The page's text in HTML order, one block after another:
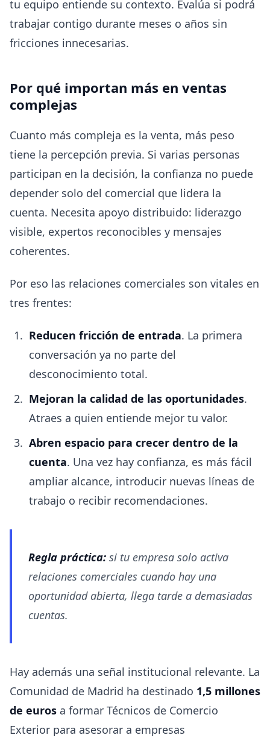
tu equipo entiende su contexto. Evalúa si podrá
trabajar contigo durante meses o años sin
fricciones innecesarias.
Por qué importan más en ventas
complejas
Cuanto más compleja es la venta, más peso
tiene la percepción previa. Si varias personas
participan en la decisión, la confianza no puede
depender solo del comercial que lidera la
cuenta. Necesita apoyo distribuido: liderazgo
visible, expertos reconocibles y mensajes
coherentes.
Por eso las relaciones comerciales son vitales en
tres frentes:
Reducen fricción de entrada. La primera
conversación ya no parte del
desconocimiento total.
Mejoran la calidad de las oportunidades.
Atraes a quien entiende mejor tu valor.
Abren espacio para crecer dentro de la
cuenta. Una vez hay confianza, es más fácil
ampliar alcance, introducir nuevas líneas de
trabajo o recibir recomendaciones.
Regla práctica: si tu empresa solo activa
relaciones comerciales cuando hay una
oportunidad abierta, llega tarde a demasiadas
cuentas.
Hay además una señal institucional relevante. La
Comunidad de Madrid ha destinado 1,5 millones
de euros a formar Técnicos de Comercio
Exterior para asesorar a empresas